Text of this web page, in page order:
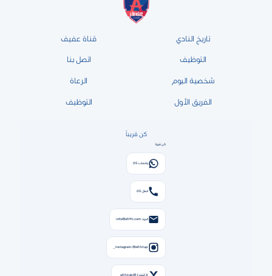
تاريخ النادي قناة عفيف
التوظيف اتصل بنا
شخصية اليوم الرعاة
الفريق الأول التوظيف
كن قريباً
كن قريبًا
واتساب: 05
اتصال: 05
البريد: info@afiffc.com
Instagram: @afifclup_
X (تويتر): @afifclub_